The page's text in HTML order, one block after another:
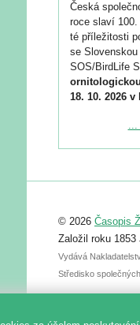
Česká
roce slaví
té příležitosti
se
SOS/BirdLife
18. 10. 2026 v
Podrobnější
Registrovat se
abstraktu
posteru je už
...
© 2026 Časopis
Založil roku
Vydává
Středisko